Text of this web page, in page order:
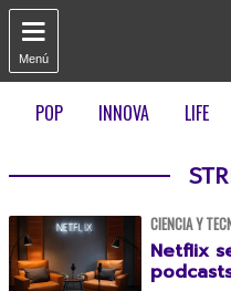

Menú
POP INNOVA LIFE
CIENCIA Y
Netflix